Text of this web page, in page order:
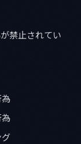
禁止されてい